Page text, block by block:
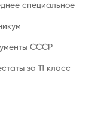
специальное
СССР
за 11 класс